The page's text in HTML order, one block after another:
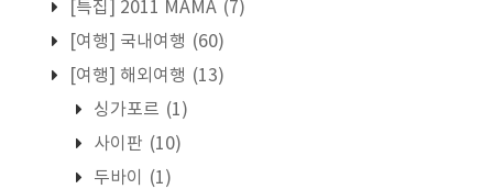
[특집] 2011 MAMA (7)
[여행] 국내여행 (60)
[여행] 해외여행 (13)
싱가포르 (1)
사이판 (10)
두바이
(1)